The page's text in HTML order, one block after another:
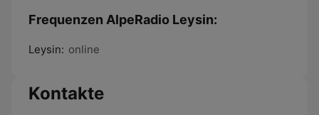
Frequenzen AlpeRadio Leysin:
Leysin: online
Kontakte